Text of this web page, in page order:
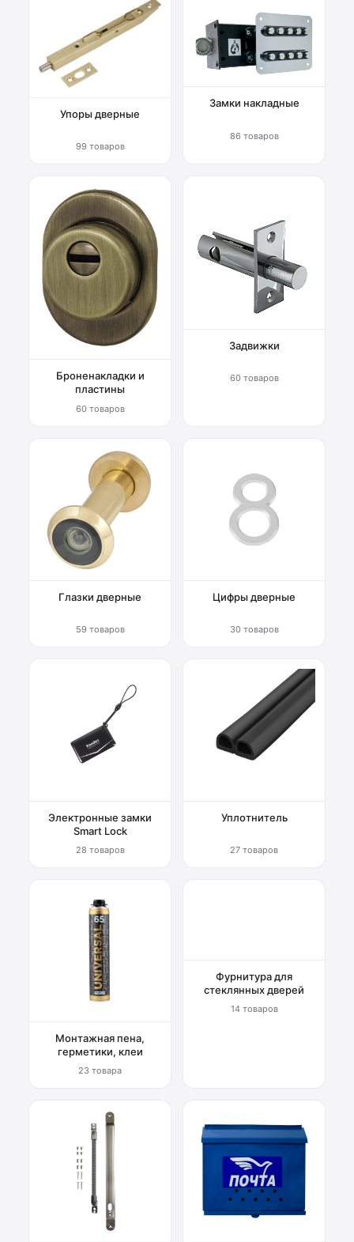
Упоры дверные
99 товаров
Замки накладные
86 товаров
Броненакладки и
пластины
60 товаров
Задвижки
60 товаров
Глазки дверные
59 товаров
Цифры дверные
30 товаров
Электронные замки
Smart Lock
28 товаров
Уплотнитель
27 товаров
Монтажная пена,
герметики, клеи
23 товара
Фурнитура для
стеклянных дверей
14 товаров